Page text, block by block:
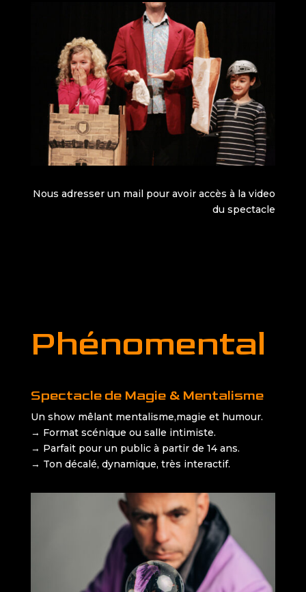
Nous adresser un mail pour avoir accès à la video
du spectacle
Phénomental
Spectacle de Magie & Mentalisme
Un show mêlant mentalisme,magie et humour.
→ Format scénique ou salle intimiste.
→ Parfait pour un public à partir de 14 ans.
→ Ton décalé, dynamique, très interactif.